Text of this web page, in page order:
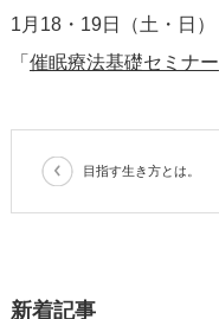
1月18・19日（土・日）
「​ 催眠療法基礎セミナー
目指す生き方とは。
新着記事